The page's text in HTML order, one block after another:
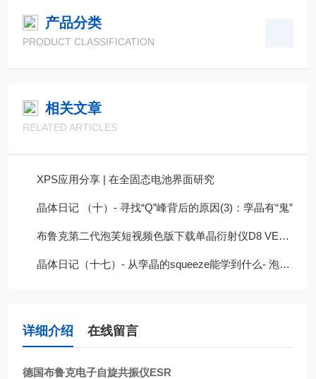
产品分类
PRODUCT CLASSIFICATION
相关文章
RELATED ARTICLES
XPS应用分享 | 在全固态电池界面研究
晶体日记 （十）- 寻找“Q”峰背后的原因(3)：孪晶有“鬼”
布鲁克第二代泡芙短视频色版下载单晶衍射仪D8 VENTURE-IμS Dual
晶体日记（十七）- 从孪晶的squeeze能学到什么- 泡芙短视频色版下载衍射XRD
详细介绍 在线留言
德国布鲁克电子自旋共振仪ESR